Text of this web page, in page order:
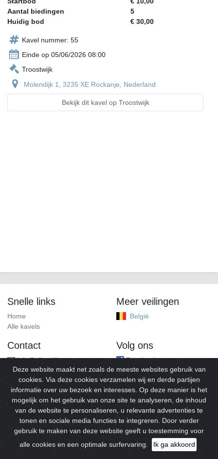
Aantal biedingen
5
Huidig bod
€ 30,00
Kavel nummer: 55
Einde op 05/06/2026 08:00
Troostwijk
Molendijk 1, 3235 XE Rockanje, Nederland
Bekijk dit kavel op Troostwijk
Snelle links
Home
Alle kavels
Meer veilingen
België
Contact
info@alleveilingen.net
Volg ons
Facebook
© 2026Alleveilingen.Alle rechten voorbehouden.
Deze website maakt net zoals de meeste websites gebruik van
cookies. Via deze cookies verzamelen wij en derde partijen
informatie over uw bezoek en interesses. Op deze manier is het
mogelijk om het gebruik van onze site te analyseren, de inhoud
van de website te personaliseren, u relevante advertenties te
tonen en sociale media functies te integreren. Door verder
gebruik te maken van deze website geeft u toestemming voor
alle cookies en een optimale surfervaring.
Ik ga akkoord